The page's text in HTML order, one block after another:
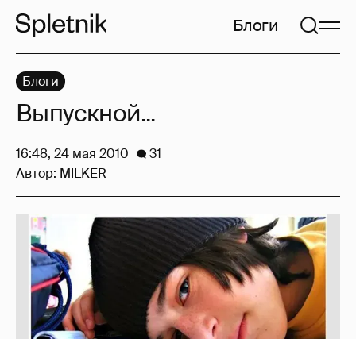
Блоги
Блоги
Выпускной...
16:48, 24 мая 2010
31
Автор: MILKER